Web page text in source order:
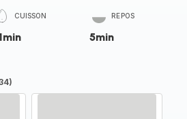
CUISSON REPOS
5min